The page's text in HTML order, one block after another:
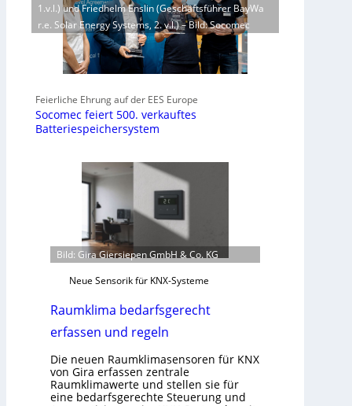
1.v.l.) und Friedhelm Enslin (Geschäftsführer BayWa
r.e. Solar Energy Systems, 2. v.l.) – Bild: Socomec
Feierliche Ehrung auf der EES Europe
Socomec feiert 500. verkauftes
Batteriespeichersystem
Bild: Gira Giersiepen GmbH & Co. KG
Neue Sensorik für KNX-Systeme
Raumklima bedarfsgerecht
erfassen und regeln
Die neuen Raumklimasensoren für KNX
von Gira erfassen zentrale
Raumklimawerte und stellen sie für
eine bedarfsgerechte Steuerung und